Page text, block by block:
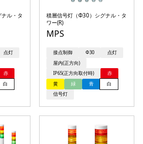
ル・タ
点灯
赤
白
積層信号灯（Φ30）シグナル・タ
ワー(R)
MPS
接点制御 Φ30
点灯
屋内(正方向)
IP65(正方向取付時)
赤
黄
緑 青
白
信号灯